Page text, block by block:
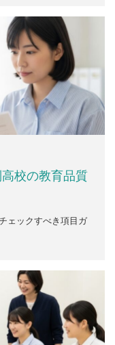
校の教育品質
ェックすべき項目ガ